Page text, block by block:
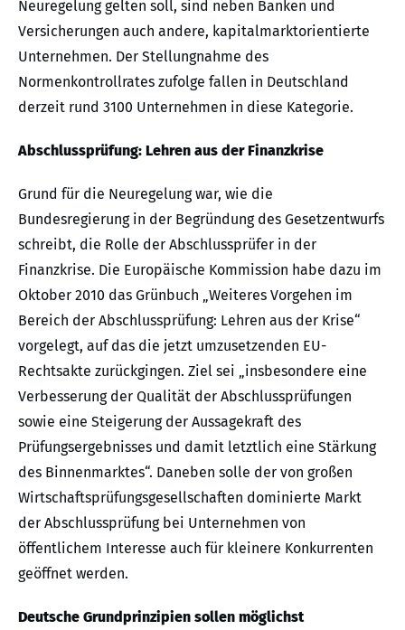
Neuregelung gelten soll, sind neben Banken und
Versicherungen auch andere, kapitalmarktorientierte
Unternehmen. Der Stellungnahme des
Normenkontrollrates zufolge fallen in Deutschland
derzeit rund 3100 Unternehmen in diese Kategorie.
Abschlussprüfung: Lehren aus der Finanzkrise
Grund für die Neuregelung war, wie die
Bundesregierung in der Begründung des Gesetzentwurfs
schreibt, die Rolle der Abschlussprüfer in der
Finanzkrise. Die Europäische Kommission habe dazu im
Oktober 2010 das Grünbuch „Weiteres Vorgehen im
Bereich der Abschlussprüfung: Lehren aus der Krise“
vorgelegt, auf das die jetzt umzusetzenden EU-
Rechtsakte zurückgingen. Ziel sei „insbesondere eine
Verbesserung der Qualität der Abschlussprüfungen
sowie eine Steigerung der Aussagekraft des
Prüfungsergebnisses und damit letztlich eine Stärkung
des Binnenmarktes“. Daneben solle der von großen
Wirtschaftsprüfungsgesellschaften dominierte Markt
der Abschlussprüfung bei Unternehmen von
öffentlichem Interesse auch für kleinere Konkurrenten
geöffnet werden.
Deutsche Grundprinzipien sollen möglichst